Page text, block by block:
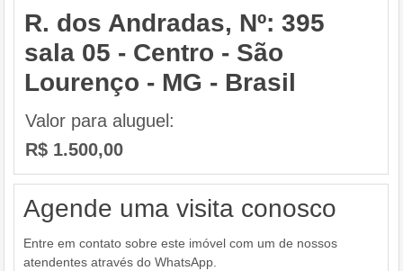
R. dos Andradas, Nº:395
sala 05 - Centro - São
Lourenço - MG - Brasil
Valor para aluguel:
R$ 1.500,00
Agende uma visita conosco
Entre em contato sobre este imóvel com um de nossos
atendentes através do WhatsApp.